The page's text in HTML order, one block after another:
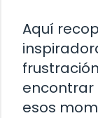
Aquí
encontrar
esos